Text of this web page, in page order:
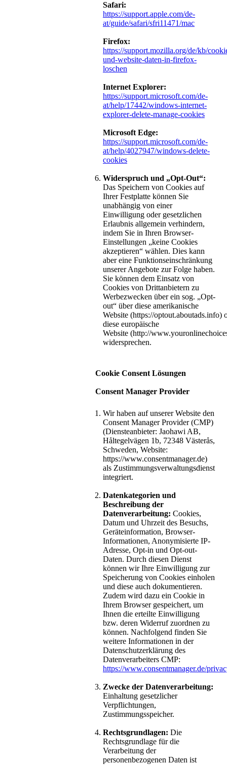
Safari:
https://support.apple.com/de-
at/guide/safari/sfri11471/mac
Firefox:
https://support.mozilla.org/de/kb/
und-website-daten-in-firefox-
loschen
Internet Explorer:
https://support.microsoft.com/de-
at/help/17442/windows-internet-
explorer-delete-manage-cookies
Microsoft Edge:
https://support.microsoft.com/de-
at/help/4027947/windows-delete-
cookies
Widerspruch und „Opt-Out“:
Das Speichern von Cookies auf
Ihrer Festplatte können Sie
unabhängig von einer
Einwilligung oder gesetzlichen
Erlaubnis allgemein verhindern,
indem Sie in Ihren Browser-
Einstellungen „keine Cookies
akzeptieren“ wählen. Dies kann
aber eine Funktionseinschränkung
unserer Angebote zur Folge haben.
Sie können dem Einsatz von
Cookies von Drittanbietern zu
Werbezwecken über ein sog. „Opt-
out“ über diese amerikanische
Website (https://optout.aboutads.info)
diese europäische
Website (http://
widersprechen.
Cookie Consent Lösungen
Consent Manager Provider
Wir haben auf unserer Website den
Consent Manager Provider (CMP)
(Diensteanbieter: Jaohawi AB,
Håltegelvägen 1b, 72348 Västerås,
Schweden, Website:
https://www.consentmanager.de)
als Zustimmungsverwaltungsdienst
integriert.
Datenkategorien und
Beschreibung der
Datenverarbeitung: Cookies,
Datum und Uhrzeit des Besuchs,
Geräteinformation, Browser-
Informationen, Anonymisierte IP-
Adresse, Opt-in und Opt-out-
Daten. Durch diesen Dienst
können wir Ihre Einwilligung zur
Speicherung von Cookies einholen
und diese auch dokumentieren.
Zudem wird dazu ein Cookie in
Ihrem Browser gespeichert, um
Ihnen die erteilte Einwilligung
bzw. deren Widerruf zuordnen zu
können. Nachfolgend finden Sie
weitere Informationen in der
Datenschutzerklärung des
Datenverarbeiters CMP:
https://www.consentmanager.de/
Zwecke der Datenverarbeitung:
Einhaltung gesetzlicher
Verpflichtungen,
Zustimmungsspeicher.
Rechtsgrundlagen: Die
Rechtsgrundlage für die
Verarbeitung der
personenbezogenen Daten ist